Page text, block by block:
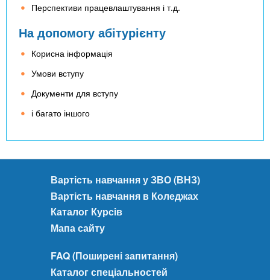
Перспективи працевлаштування і т.д.
На допомогу абітурієнту
Корисна інформація
Умови вступу
Документи для вступу
і багато іншого
Вартість навчання у ЗВО (ВНЗ)
Вартість навчання в Коледжах
Каталог Курсів
Мапа сайту
FAQ (Поширені запитання)
Каталог спеціальностей